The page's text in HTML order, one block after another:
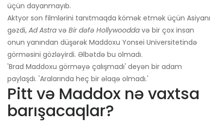
üçün dayanmayıb.
Aktyor son filmlərini tanıtmaqda kömək etmək üçün Asiyanı
gəzdi, Ad Astra və Bir dəfə Hollywoodda və bir çox insan
onun yanından düşərək Maddoxu Yonsei Universitetində
görməsini gözləyirdi. Əlbətdə bu olmadı.
'Brad Maddoxu görməyə çalışmadı' deyən bir adam
paylaşdı. 'Aralarında heç bir əlaqə olmadı.'
Pitt və Maddox nə vaxtsa
barışacaqlar?